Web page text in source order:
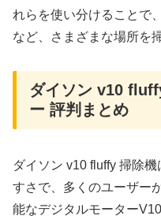
れらを使い分けることで
など、さまざまな場所を
ダイソン v10
ー 評判まとめ
ダイソン v10 fluffy 掃除
すさで、多くのユーザー
能なデジタルモーター